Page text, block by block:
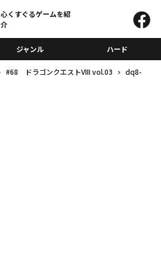
心くすぐるゲームを紹
介
ジャンル ハード
#68 ドラゴンクエストVIII vol.03
dq8-